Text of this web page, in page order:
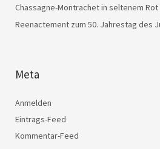
Chassagne-Montrachet in seltenem Rot
Reenactement zum 50. Jahrestag des
Meta
Anmelden
Eintrags-Feed
Kommentar-Feed